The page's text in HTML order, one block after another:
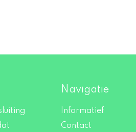
Navigatie
Informatief
Contact